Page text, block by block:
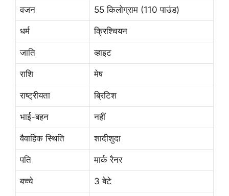
वजन 55 किलोग्राम (110 पाउंड)
धर्म क्रिश्चियन
जाति व्हाइट
राशि मेष
राष्ट्रीयता ब्रिटिश
भाई-बहन नहीं
वैवाहिक स्थिति शादीशुदा
पति मार्क रैनर
बच्चे 3 बेटे